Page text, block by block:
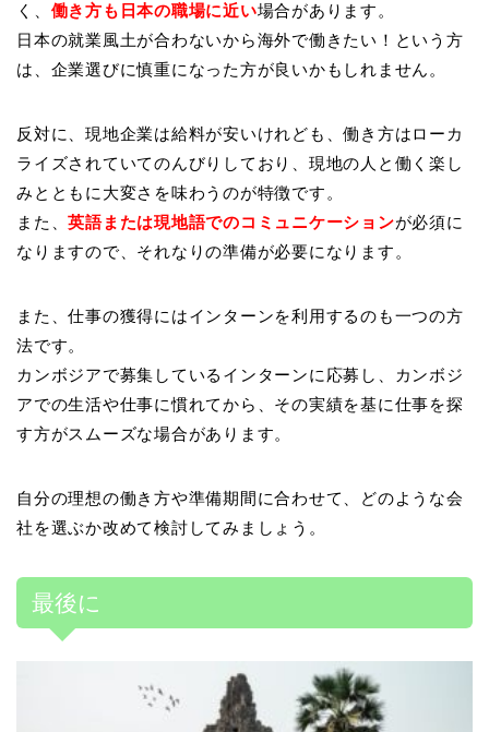
く、 働き方も日本の職場に近い場合があります。
日本の就業風土が合わないから海外で働きたい！という方
は、企業選びに慎重になった方が良いかもしれません。
反対に、現地企業は給料が安いけれども、働き方はローカ
ライズされていてのんびりしており、現地の人と働く楽し
みとともに大変さを味わうのが特徴です。
また、英語または現地語でのコミュニケーションが必須に
なりますので、それなりの準備が必要になります。
また、仕事の獲得にはインターンを利用するのも一つの方
法です。
カンボジアで募集しているインターンに応募し、カンボジ
アでの生活や仕事に慣れてから、その実績を基に仕事を探
す方がスムーズな場合があります。
自分の理想の働き方や準備期間に合わせて、どのような会
社を選ぶか改めて検討してみましょう。
最後に